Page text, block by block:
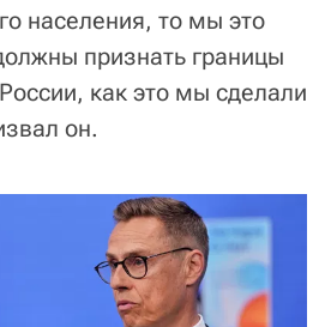
населения, то мы это
признать границы
как это мы сделали
он.